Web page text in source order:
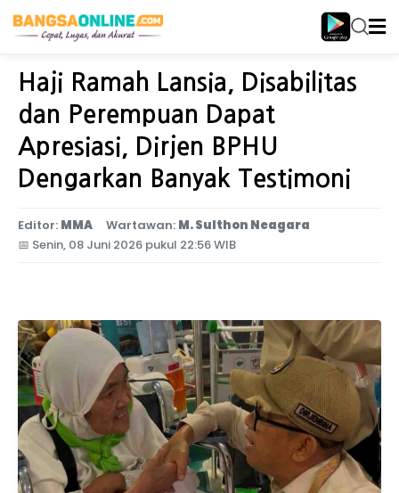
Home Nasional
Haji Ramah Lansia, Disabilitas
dan Perempuan Dapat
Apresiasi, Dirjen BPHU
Dengarkan Banyak Testimoni
Editor: MMA Wartawan: M. Sulthon Neagara
📅 Senin, 08 Juni 2026 pukul 22:56 WIB